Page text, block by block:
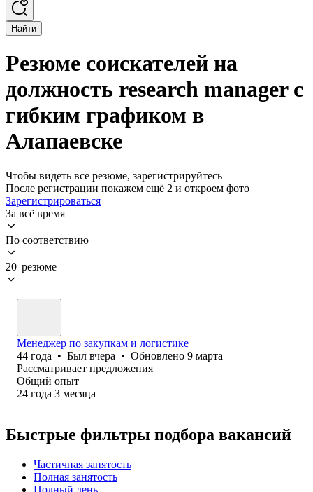
Найти
Резюме соискателей на
должность research manager с
гибким графиком в
Алапаевске
Чтобы видеть все резюме, зарегистрируйтесь
После регистрации покажем ещё 2 и откроем фото
Зарегистрироваться
За всё время
По соответствию
20 резюме
Менеджер по закупкам и логистике
44 года • Был вчера • Обновлено 9 марта
Рассматривает предложения
Общий опыт
24 года 3 месяца
Быстрые фильтры подбора вакансий
Частичная занятость
Полная занятость
Полный день